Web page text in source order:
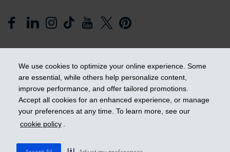
We use cookies to optimize your online experience. Some
are essential, while others help personalize content,
improve performance, and offer tailored promotions.
Accept all cookies for an enhanced experience, or manage
your preferences at any time. To learn more, see our
cookie policy .
Prendre les devants